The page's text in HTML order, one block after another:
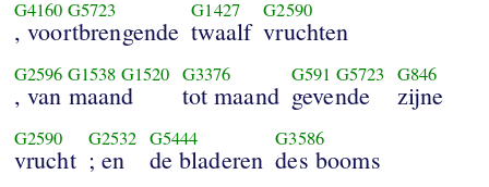
G4160 G5723
, voortbrengende
G1427
twaalf
G2590
vruchten
G2596 G1538 G1520
, van maand
G3376
tot maand
G591 G5723
gevende
G846
zijne
G2590
vrucht
G2532
; en
G5444
de bladeren
G3586
des booms